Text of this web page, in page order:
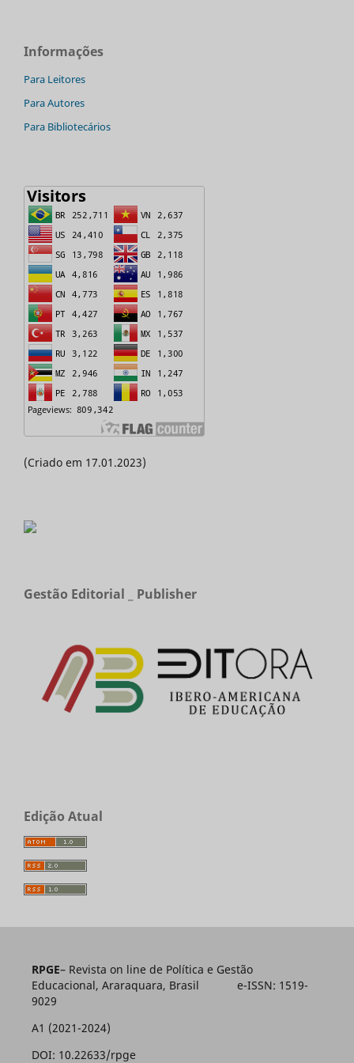
Informações
Para Leitores
Para Autores
Para Bibliotecários
(Criado em 17.01.2023)
Gestão Editorial _ Publisher
Edição Atual
RPGE– Revista on line de Política e Gestão
Educacional, Araraquara, Brasil e-ISSN: 1519-
9029
A1 (2021-2024)
DOI: 10.22633/rpge